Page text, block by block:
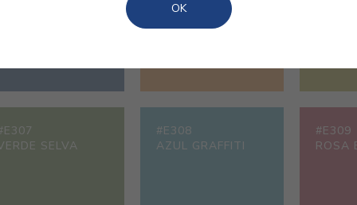
SELVA
#E308
AZUL GRAFFITI
#E309
ROSA
OK